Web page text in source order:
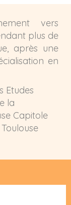
vers
plus de
après une
en
Etudes
la
Capitole